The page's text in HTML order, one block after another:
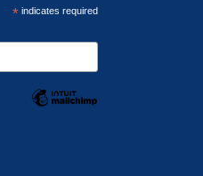
*indicates required